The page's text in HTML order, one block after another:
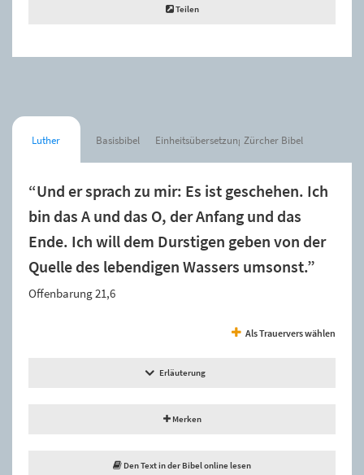
Teilen
Luther Basisbibel Einheitsübersetzung Zürcher Bibel
“Und er sprach zu mir: Es ist geschehen. Ich
bin das A und das O, der Anfang und das
Ende. Ich will dem Durstigen geben von der
Quelle des lebendigen Wassers umsonst.”
Offenbarung 21,6
Als Trauervers wählen
Erläuterung
Merken
Den Text in der Bibel online lesen